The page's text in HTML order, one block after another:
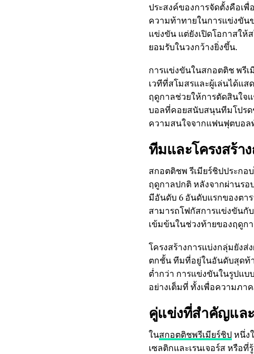
ประสงค์ของการจัดตั้งคือเ
ความท้าทายในการแข่งขัน
แข่งขัน แต่ยังเปิดโอกาสใ
ยอมรับในวงกว้างยิ่งขึ้น.
การแข่งขันในสกอตติช พรีเ
เวทีที่สโมสรและผู้เล่นได้แ
ฤดูกาลช่วยให้การตัดสินใจ
บอลที่คอยสนับสนุนทีมโปรด
ความสนใจจากแฟนฟุตบอล
ทีมและโครงสร้า
สกอตติชพ รีเมียร์ชิปประกอ
ฤดูกาลปกติ หลังจากผ่านร
มีอันดับ 6 อันดับแรกของตา
สามารถโฟกัสการแข่งขันกั
เข้มข้นในช่วงท้ายของฤดูก
โครงสร้างการแบ่งกลุ่มยัง
ตกชั้น ทีมที่อยู่ในอันดับสุดท้
ต่ำกว่า การแข่งขันในรูปแ
อย่างเต็มที่ ทั้งเพื่อความภ
คู่แข่งที่สำคัญแล
ในสกอตติชพรีเมียร์ชิป หนึ่ง
เซลติกและเรนเจอร์ส หรือ